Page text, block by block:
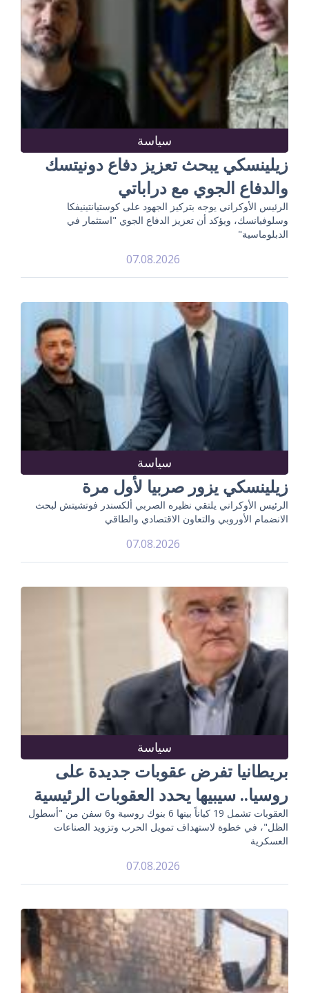
سياسة
زيلينسكي يبحث تعزيز دفاع دونيتسك
والدفاع الجوي مع دراباتي
الرئيس الأوكراني يوجه بتركيز الجهود على كوستيانتينيفكا
وسلوفيانسك، ويؤكد أن تعزيز الدفاع الجوي "استثمار في
الدبلوماسية"
07.08.2026
سياسة
زيلينسكي يزور صربيا لأول مرة
الرئيس الأوكراني يلتقي نظيره الصربي ألكسندر فوتشيتش لبحث
الانضمام الأوروبي والتعاون الاقتصادي والطاقي
07.08.2026
سياسة
بريطانيا تفرض عقوبات جديدة على
روسيا.. سيبيها يحدد العقوبات الرئيسية
العقوبات تشمل 19 كياناً بينها 6 بنوك روسية و6 سفن من "أسطول
الظل"، في خطوة لاستهداف تمويل الحرب وتزويد الصناعات
العسكرية
07.08.2026